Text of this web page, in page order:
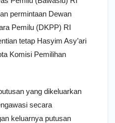
permintaan Dewan
Pemilu (DKPP) RI
tetap Hasyim Asy’ari
Komisi Pemilihan
yang dikeluarkan
secara
keluarnya putusan